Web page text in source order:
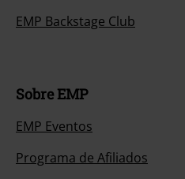
EMP Backstage Club
Sobre EMP
EMP Eventos
Programa de Afiliados